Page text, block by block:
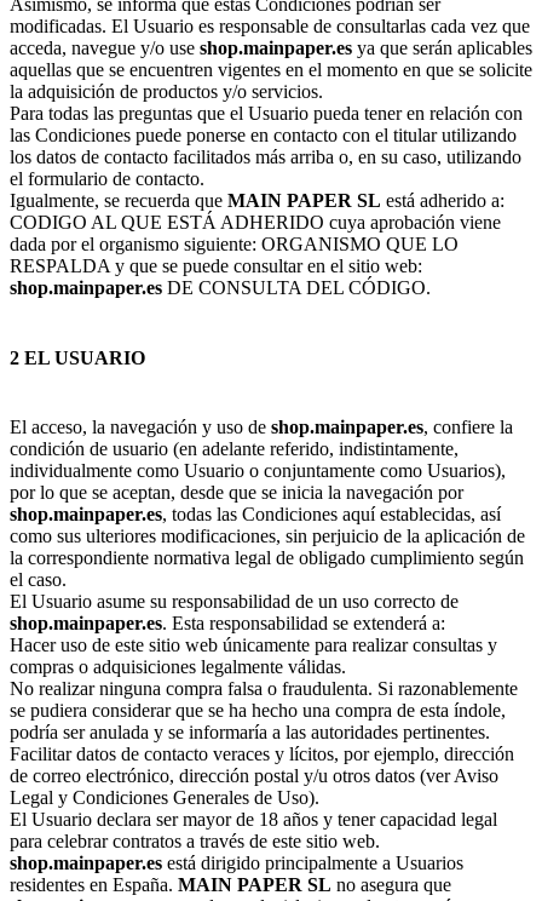
Asimismo, se informa que estas Condiciones podrían ser
modificadas. El Usuario es responsable de consultarlas cada vez que
acceda, navegue y/o use shop.mainpaper.es ya que serán aplicables
aquellas que se encuentren vigentes en el momento en que se solicite
la adquisición de productos y/o servicios.
Para todas las preguntas que el Usuario pueda tener en relación con
las Condiciones puede ponerse en contacto con el titular utilizando
los datos de contacto facilitados más arriba o, en su caso, utilizando
el formulario de contacto.
Igualmente, se recuerda que MAIN PAPER SL está adherido a:
CODIGO AL QUE ESTÁ ADHERIDO cuya aprobación viene
dada por el organismo siguiente: ORGANISMO QUE LO
RESPALDA y que se puede consultar en el sitio web:
shop.mainpaper.es DE CONSULTA DEL CÓDIGO.
2 EL USUARIO
El acceso, la navegación y uso de shop.mainpaper.es, confiere la
condición de usuario (en adelante referido, indistintamente,
individualmente como Usuario o conjuntamente como Usuarios),
por lo que se aceptan, desde que se inicia la navegación por
shop.mainpaper.es, todas las Condiciones aquí establecidas, así
como sus ulteriores modificaciones, sin perjuicio de la aplicación de
la correspondiente normativa legal de obligado cumplimiento según
el caso.
El Usuario asume su responsabilidad de un uso correcto de
shop.mainpaper.es. Esta responsabilidad se extenderá a:
Hacer uso de este sitio web únicamente para realizar consultas y
compras o adquisiciones legalmente válidas.
No realizar ninguna compra falsa o fraudulenta. Si razonablemente
se pudiera considerar que se ha hecho una compra de esta índole,
podría ser anulada y se informaría a las autoridades pertinentes.
Facilitar datos de contacto veraces y lícitos, por ejemplo, dirección
de correo electrónico, dirección postal y/u otros datos (ver Aviso
Legal y Condiciones Generales de Uso).
El Usuario declara ser mayor de 18 años y tener capacidad legal
para celebrar contratos a través de este sitio web.
shop.mainpaper.es está dirigido principalmente a Usuarios
residentes en España. MAIN PAPER SL no asegura que